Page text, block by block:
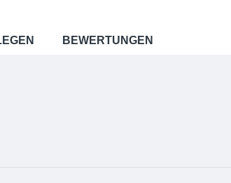
BEWERTUNGEN